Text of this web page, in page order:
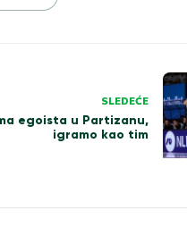
SLEDEĆE
egoista u Partizanu,
igramo kao tim